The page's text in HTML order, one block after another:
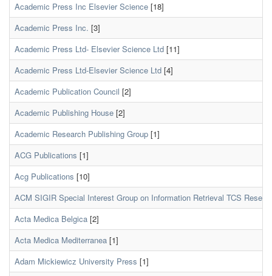
Academic Press Inc Elsevier Science [18]
Academic Press Inc. [3]
Academic Press Ltd- Elsevier Science Ltd [11]
Academic Press Ltd-Elsevier Science Ltd [4]
Academic Publication Council [2]
Academic Publishing House [2]
Academic Research Publishing Group [1]
ACG Publications [1]
Acg Publications [10]
ACM SIGIR Special Interest Group on Information Retrieval TCS
Acta Medica Belgica [2]
Acta Medica Mediterranea [1]
Adam Mickiewicz University Press [1]